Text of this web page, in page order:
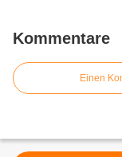
Kommentare
Einen